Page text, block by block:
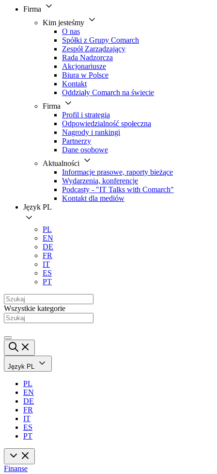
Firma
Kim jesteśmy
O nas
Spółki z Grupy Comarch
Zespół Zarządzający
Rada Nadzorcza
Akcjonariusze
Biura w Polsce
Kontakt
Oddziały Comarch na świecie
Firma
Profil i strategia
Odpowiedzialność społeczna
Nagrody i rankingi
Partnerzy
Dane osobowe
Aktualności
Informacje prasowe, raporty bieżące
Wydarzenia, konferencje
Podcasty - "IT Talks with Comarch"
Kontakt dla mediów
Język PL
PL
EN
DE
FR
IT
ES
PT
Wszystkie kategorie
Język PL
PL
EN
DE
FR
IT
ES
PT
Finanse